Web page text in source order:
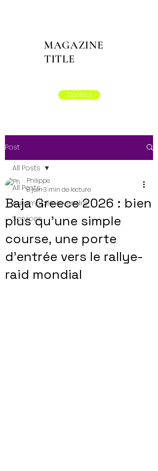
MAGAZINE
TITLE
Contact
Post
All Posts
Automobile à vendre
Services
All Posts
Baja Greece 2026 : bien
plus qu’une simple
course, une porte
d’entrée vers le rallye-
raid mondial
Philippe
8 juin3 min de lecture